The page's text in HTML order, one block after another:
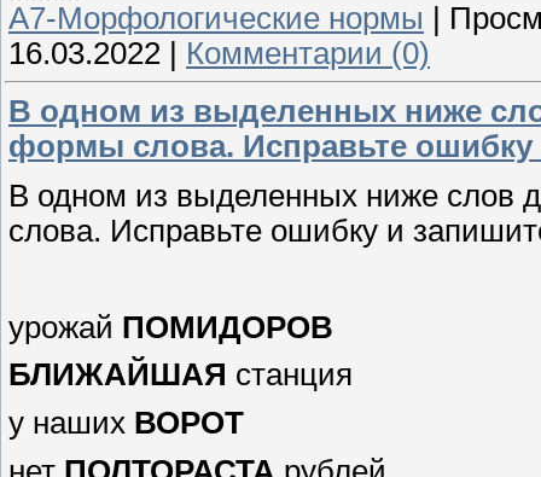
А7-Морфологические нормы
16.03.2022
Комментарии (0)
В одном из выделенных ниже
формы слова. Исправьте
В одном из выделенных ниже слов
слова. Исправьте ошибку и
урожай ПОМИДОРОВ
БЛИЖАЙШАЯ станция
у наших ВОРОТ